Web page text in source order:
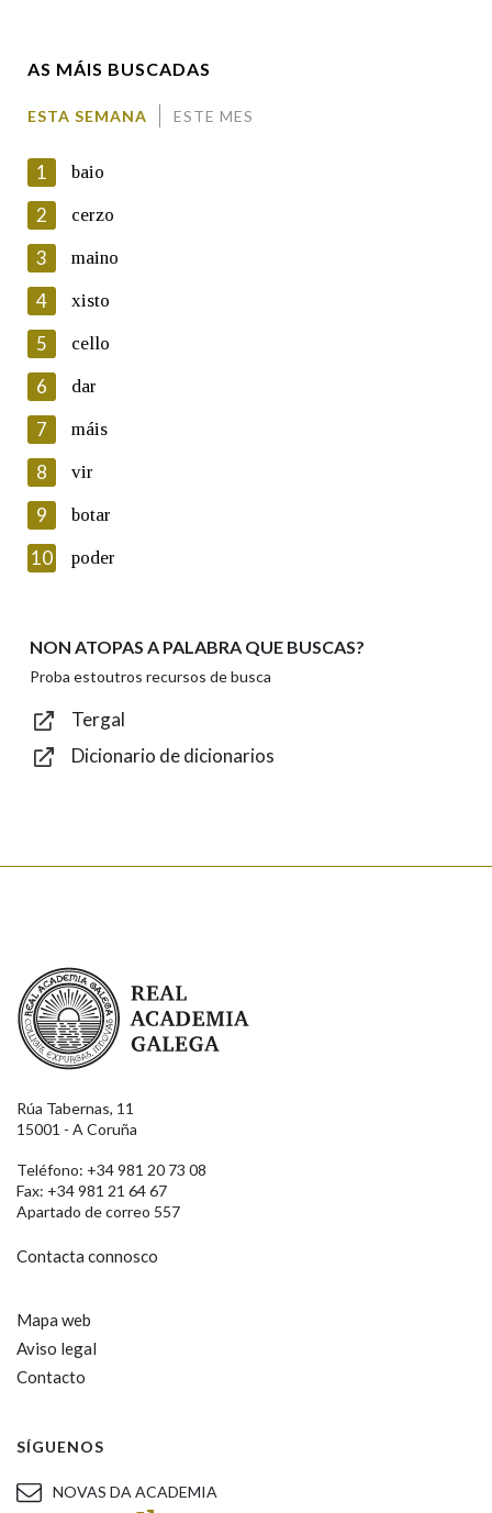
En cumprimento da normativa vixente en materia de
Protección de Datos de Carácter Persoal, a Real Academia
Galega informa a aqueles usuarios que faciliten o seu correo
electrónico, así como calquera outra información de carácter
persoal, que estes datos serán obxecto de tratamento
automatizado de carácter confidencial e incorporados aos seus
ficheiros informáticos. Así mesmo, os usuarios poderán exercer o
seu dereito de acceso, rectificación, oposición e cancelación dos
seus datos poñéndose en contacto connosco.
Lin e acepto as condicións da política de
Introduce o código que aparece na imaxe:
Texto de verificación
AS MÁIS BUSCADAS
ESTA SEMANA ESTE MES
1 baio
2 cerzo
3 maino
4 xisto
5 cello
6 dar
7 máis
8 vir
9 botar
10 poder
NON ATOPAS A PALABRA QUE BUSCAS?
Proba estoutros recursos de busca
Tergal
Dicionario de dicionarios
Real Academia Galega
Rúa Tabernas, 11
15001 - A Coruña
Teléfono: +34 981 20 73 08
Fax: +34 981 21 64 67
Apartado de correo 557
Contacta connosco
Mapa web
Aviso legal
Contacto
SÍGUENOS
NOVAS DA ACADEMIA